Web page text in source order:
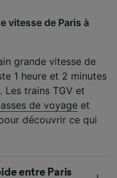
vitesse de Paris à
grande vitesse de
1 heure et 2 minutes
Les trains TGV et
de voyage et
découvrir ce qui
entre Paris